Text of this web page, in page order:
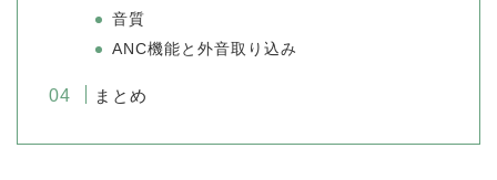
音質
ANC機能と外音取り込み
まとめ